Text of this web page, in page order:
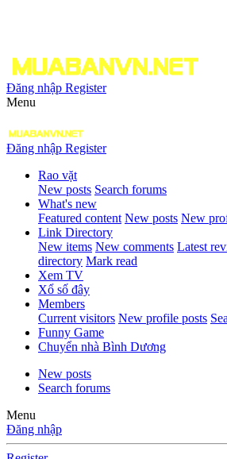
Đăng nhập Register
Menu
Đăng nhập Register
Rao vặt
New posts Search forums
What's new
Featured content New posts New
Link Directory
New items New comments Latest
directory Mark read
Xem TV
Xổ số đây
Members
Current visitors New profile posts
Funny Game
Chuyển nhà Bình Dương
New posts
Search forums
Menu
Đăng nhập